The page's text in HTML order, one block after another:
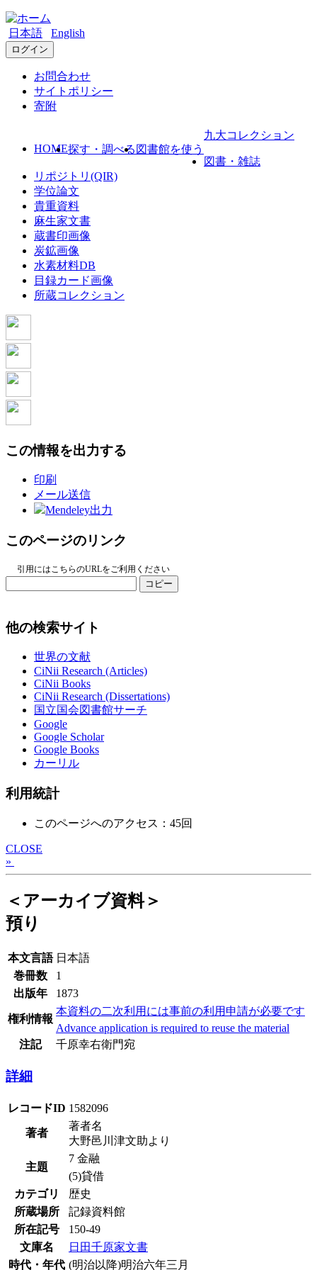
日本語 English
ログイン
お問合わせ
サイトポリシー
寄附
HOME探す・調べる 図書館を使う
九大コレクション
図書・雑誌
リポジトリ(QIR)
学位論文
貴重資料
麻生家文書
蔵書印画像
炭鉱画像
水素材料DB
目録カード画像
所蔵コレクション
この情報を出力する
印刷
メール送信
Mendeley出力
このページのリンク
引用にはこちらのURLをご利用ください
コピー
他の検索サイト
世界の文献
CiNii Research (Articles)
CiNii Books
CiNii Research (Dissertations)
国立国会図書館サーチ
Google
Google Scholar
Google Books
カーリル
利用統計
このページへのアクセス：45回
CLOSE
»
＜アーカイブ資料＞
預り
本文言語 日本語
巻冊数
1
出版年
1873
権利情報
本資料の二次利用には事前の利用申請が必要です
Advance application is required to reuse the material
注記
千原幸右衛門宛
詳細
レコードID 1582096
著者
著者名
大野邑川津文助より
主題
7 金融
(5)貸借
カテゴリ
歴史
所蔵場所
記録資料館
所在記号
150-49
文庫名
日田千原家文書
時代・年代 (明治以降)明治六年三月